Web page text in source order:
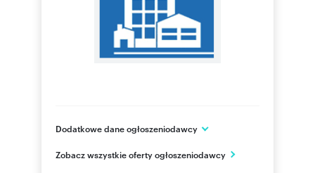
Dodatkowe dane ogłoszeniodawcy
Gdynia
Zobacz wszystkie oferty ogłoszeniodawcy